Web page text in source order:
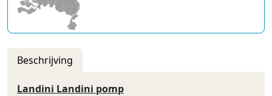
Beschrijving
Landini Landini pomp